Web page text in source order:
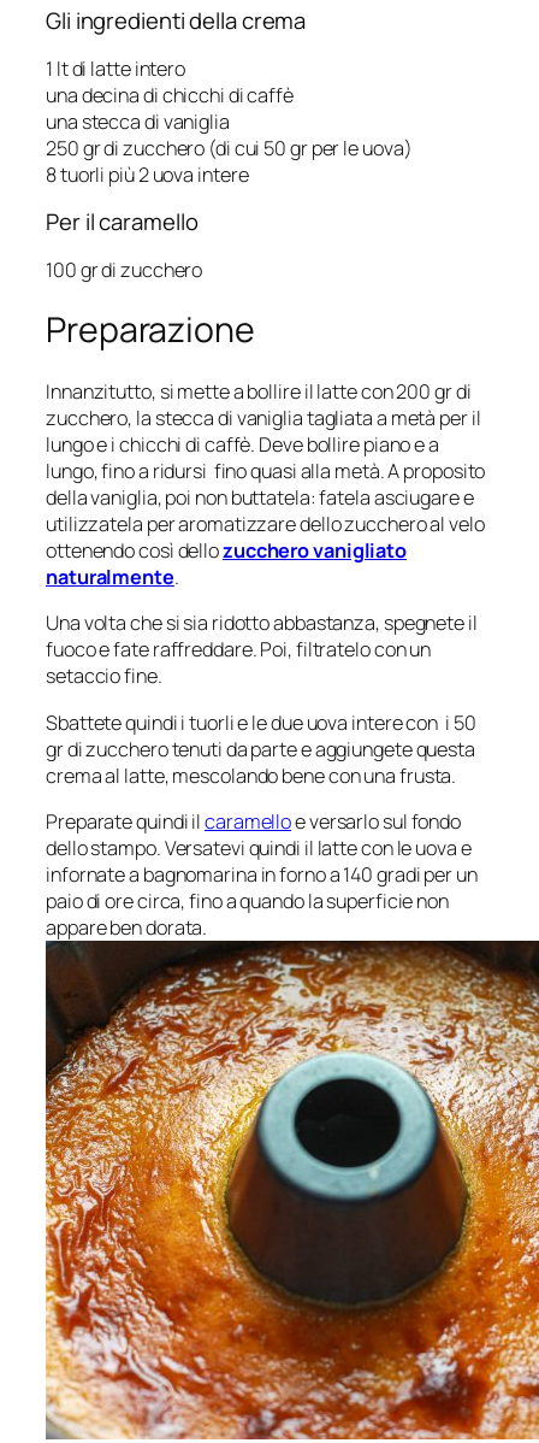
Gli ingredienti della crema
1 lt di latte intero
una decina di chicchi di caffè
una stecca di vaniglia
250 gr di zucchero (di cui 50 gr per le uova)
8 tuorli più 2 uova intere
Per il caramello
100 gr di zucchero
Preparazione
Innanzitutto, si mette a bollire il latte con 200 gr di
zucchero, la stecca di vaniglia tagliata a metà per il
lungo e i chicchi di caffè. Deve bollire piano e a
lungo, fino a ridursi fino quasi alla metà. A proposito
della vaniglia, poi non buttatela: fatela asciugare e
utilizzatela per aromatizzare dello zucchero al velo
ottenendo così dellozucchero vanigliato
naturalmente.
Una volta che si sia ridotto abbastanza, spegnete il
fuoco e fate raffreddare. Poi, filtratelo con un
setaccio fine.
Sbattete quindi i tuorli e le due uova intere con i 50
gr di zucchero tenuti da parte e aggiungete questa
crema al latte, mescolando bene con una frusta.
Preparate quindi ilcaramelloe versarlo sul fondo
dello stampo. Versatevi quindi il latte con le uova e
infornate a bagnomarina in forno a 140 gradi per un
paio di ore circa, fino a quando la superficie non
appare ben dorata.